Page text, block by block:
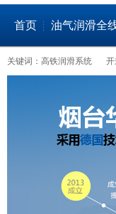
首页 油气润滑全
关键词： 高铁润滑系统